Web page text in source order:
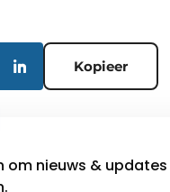
Kopieer
om nieuws &